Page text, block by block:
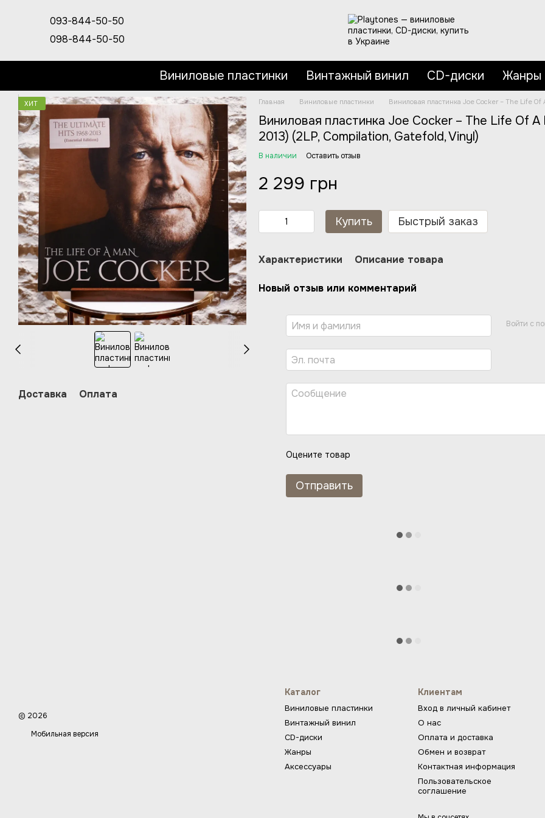
093-844-50-50
098-844-50-50
Виниловые пластинки Винтажный винил CD-диски Жанры
ХИТ
Доставка Оплата
Главная Виниловые пластинки Виниловая пластинка Joe Cocker – The Life
Виниловая пластинка Joe Cocker – The Life Of
2013) (2LP, Compilation, Gatefold, Vinyl)
В наличии Оставить отзыв
2 299 грн
Купить Быстрый заказ
Характеристики Описание товара
Новый отзыв или комментарий
Войти с
Оцените товар
Отправить
© 2026
Мобильная версия
Каталог
Виниловые пластинки
Винтажный винил
CD-диски
Жанры
Аксессуары
Клиентам
Вход в личный кабинет
О нас
Оплата и доставка
Обмен и возврат
Контактная информация
Пользовательское
соглашение